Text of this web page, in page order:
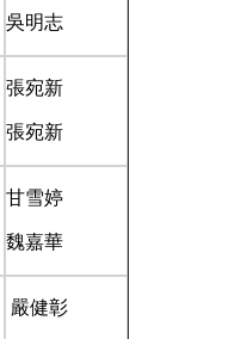
吳明志
張宛新
張宛新
甘雪婷
魏嘉華
嚴健彰